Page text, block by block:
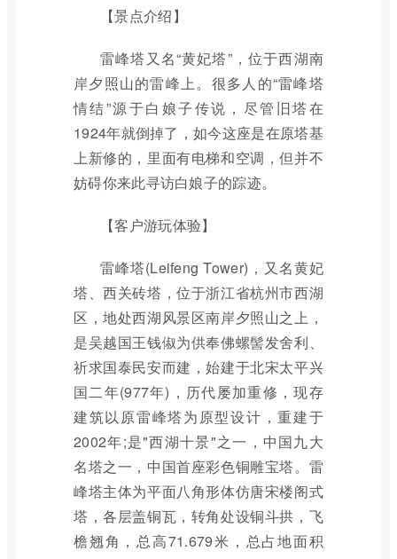
【景点介绍】
雷峰塔又名“黄妃塔”，位于西湖南
岸夕照山的雷峰上。很多人的“雷峰塔
情结”源于白娘子传说，尽管旧塔在
1924年就倒掉了，如今这座是在原塔基
上新修的，里面有电梯和空调，但并不
妨碍你来此寻访白娘子的踪迹。
【客户游玩体验】
雷峰塔(Leifeng Tower)，又名黄妃
塔、西关砖塔，位于浙江省杭州市西湖
区，地处西湖风景区南岸夕照山之上，
是吴越国王钱俶为供奉佛螺髻发舍利、
祈求国泰民安而建，始建于北宋太平兴
国二年(977年)，历代屡加重修，现存
建筑以原雷峰塔为原型设计，重建于
2002年;是"西湖十景"之一，中国九大
名塔之一，中国首座彩色铜雕宝塔。雷
峰塔主体为平面八角形体仿唐宋楼阁式
塔，各层盖铜瓦，转角处设铜斗拱，飞
檐翘角，总高71.679米，总占地面积